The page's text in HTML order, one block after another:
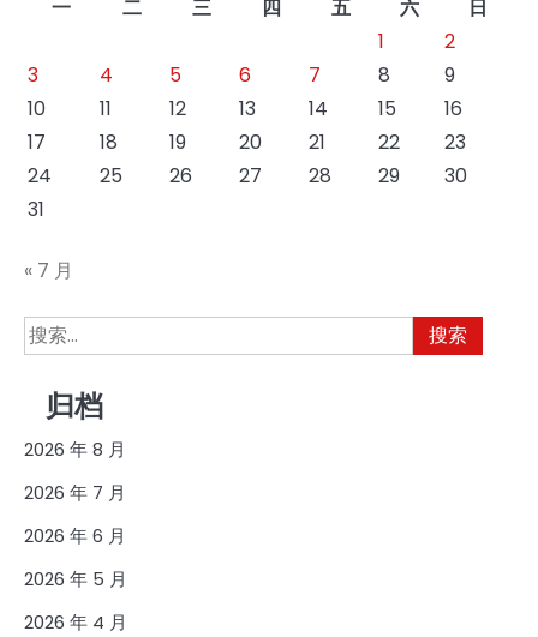
一 二 三 四 五 六
日
1
2
3
4 5 6 7 8
9
10
11 12 13 14 15
16
17
18 19 20 21 22
23
24
25 26 27 28 29
30
31
« 7 月
搜
索：
归档
2026 年 8 月
2026 年 7 月
2026 年 6 月
2026 年 5 月
2026 年 4 月